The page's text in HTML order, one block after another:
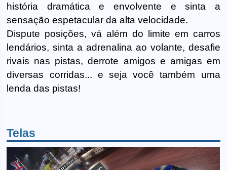
história dramática e envolvente e sinta a
sensação espetacular da alta velocidade.
Dispute posições, vá além do limite em carros
lendários, sinta a adrenalina ao volante, desafie
rivais nas pistas, derrote amigos e amigas em
diversas corridas... e seja você também uma
lenda das pistas!
Telas